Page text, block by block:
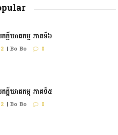
តីឃាតកម្ម ភាគទី៦
| Bo Bo 0
ក្ដីឃាតកម្ម ភាគទី៥
| Bo Bo 0